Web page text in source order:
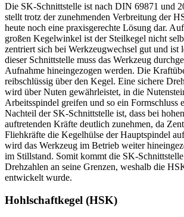
Die SK-Schnittstelle ist nach DIN 69871 und
stellt trotz der zunehmenden Verbreitung der
heute noch eine praxisgerechte Lösung dar.
großen Kegelwinkel ist der Steilkegel nicht
zentriert sich bei Werkzeugwechsel gut und ist
dieser Schnittstelle muss das Werkzeug
Aufnahme hineingezogen werden. Die
reibschlüssig über den Kegel. Eine sichere
wird über Nuten gewährleistet, in die
Arbeitsspindel greifen und so ein Formschluss
Nachteil der SK-Schnittstelle ist, dass bei
auftretenden Kräfte deutlich zunehmen, da
Fliehkräfte die Kegelhülse der Hauptspindel
wird das Werkzeug im Betrieb weiter
im Stillstand. Somit kommt die SK-
Drehzahlen an seine Grenzen, weshalb die
entwickelt wurde.
Hohlschaftkegel (HSK)